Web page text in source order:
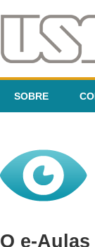
SOBRE
O e-